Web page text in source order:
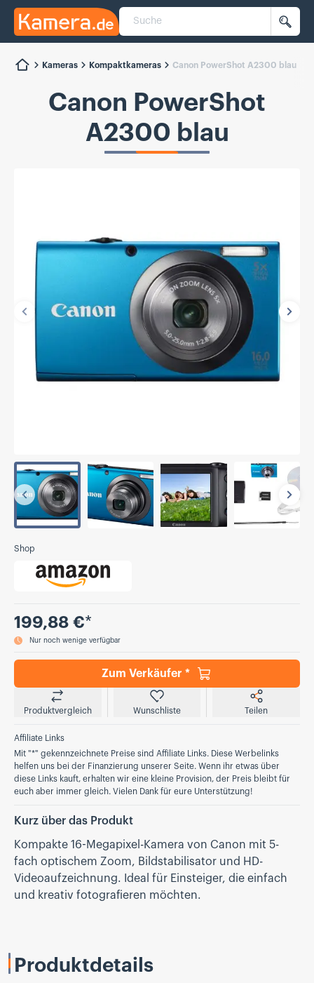
Kamera.de
Suche
Kameras Kompaktkameras Canon PowerShot A2300 blau
Canon PowerShot
A2300 blau
Vorherige
Vorherige
Shop
Preis
199,88 €*
Nur noch wenige verfügbar
Zum Verkäufer *
Produktvergleich Wunschliste Teilen
Affiliate Links
Mit "*" gekennzeichnete Preise sind Affiliate Links. Diese Werbelinks
helfen uns bei der Finanzierung unserer Seite. Wenn ihr etwas über
diese Links kauft, erhalten wir eine kleine Provision, der Preis bleibt für
euch aber immer gleich. Vielen Dank für eure Unterstützung!
Kurz über das Produkt
Kompakte 16-Megapixel-Kamera von Canon mit 5-
fach optischem Zoom, Bild­stabilisator und HD-
Videoaufzeichnung. Ideal für Einsteiger, die einfach
und kreativ fotografieren möchten.
Produktdetails